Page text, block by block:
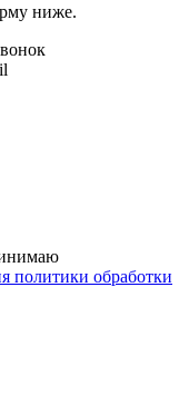
ниже.
политики обработки